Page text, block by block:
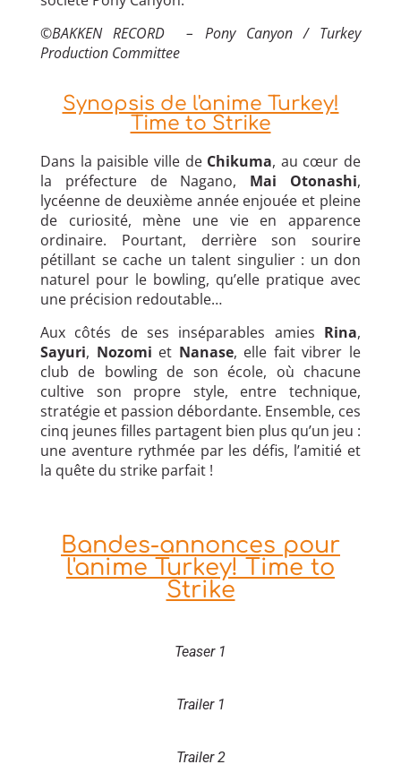
©BAKKEN RECORD – Pony Canyon / Turkey
Production Committee
Synopsis de l'anime Turkey!
Time to Strike
Dans la paisible ville de Chikuma, au cœur de
la préfecture de Nagano, Mai Otonashi,
lycéenne de deuxième année enjouée et pleine
de curiosité, mène une vie en apparence
ordinaire. Pourtant, derrière son sourire
pétillant se cache un talent singulier : un don
naturel pour le bowling, qu’elle pratique avec
une précision redoutable…
Aux côtés de ses inséparables amies Rina,
Sayuri, Nozomi et Nanase, elle fait vibrer le
club de bowling de son école, où chacune
cultive son propre style, entre technique,
stratégie et passion débordante. Ensemble, ces
cinq jeunes filles partagent bien plus qu’un jeu :
une aventure rythmée par les défis, l’amitié et
la quête du strike parfait !
Bandes-annonces pour
l'anime Turkey! Time to
Strike
Teaser 1
Trailer 1
Trailer 2